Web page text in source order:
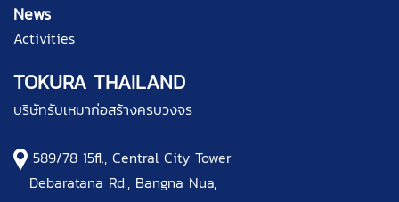
News
Activities
TOKURA THAILAND
บริษัทรับเหมาก่อสร้างครบวงจร
589/78 15fl., Central City Tower
Debaratana Rd., Bangna Nua,